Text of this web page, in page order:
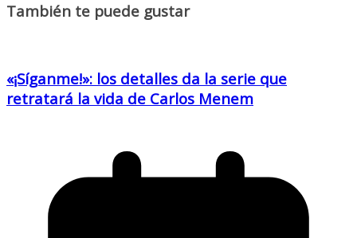
También te puede gustar
«¡Síganme!»: los detalles da la serie que
retratará la vida de Carlos Menem